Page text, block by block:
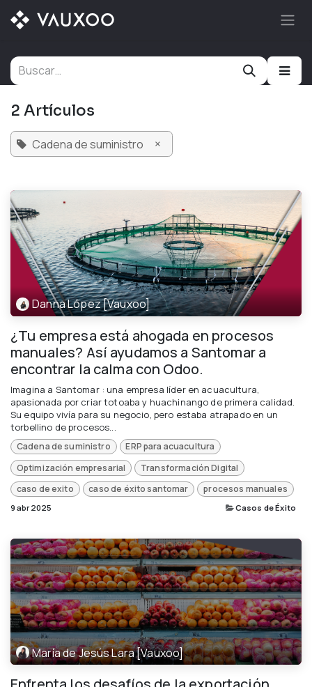
Ir al contenido
2 Artículos
Cadena de suministro ×
Danna López [Vauxoo]
¿Tu empresa está ahogada en procesos
manuales? Así ayudamos a Santomar a
encontrar la calma con Odoo.
Imagina a Santomar : una empresa líder en acuacultura,
apasionada por criar totoaba y huachinango de primera calidad.
Su equipo vivía para su negocio, pero estaba atrapado en un
torbellino de procesos...
Cadena de suministro
ERP para acuacultura
Optimización empresarial
Transformación Digital
caso de exito
caso de éxito santomar procesos manuales
9 abr 2025 Casos de Éxito
María de Jesús Lara [Vauxoo]